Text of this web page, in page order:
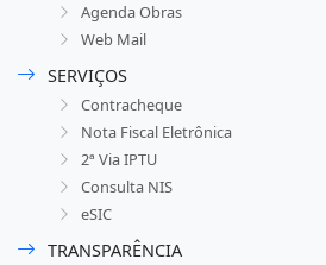
Agenda Obras
Web Mail
SERVIÇOS
Contracheque
Nota Fiscal Eletrônica
2ª Via IPTU
Consulta NIS
eSIC
TRANSPARÊNCIA